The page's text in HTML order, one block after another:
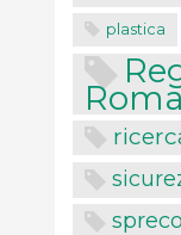
plastica